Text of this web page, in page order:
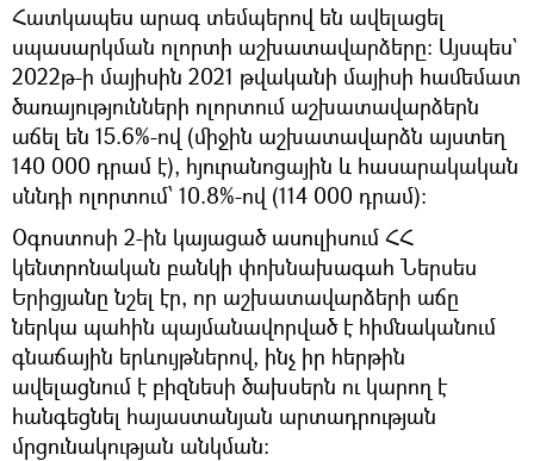
Հատկապես արագ տեմպերով են ավելացել
սպասարկման ոլորտի աշխատավարձերը։ Այսպես`
2022թ-ի մայիսին 2021 թվականի մայիսի համեմատ
ծառայությունների ոլորտում աշխատավարձերն
աճել են 15.6%-ով (միջին աշխատավարձն այստեղ
140 000 դրամ է), հյուրանոցային և հասարակական
սննդի ոլորտում՝ 10.8%-ով (114 000 դրամ)։
Օգոստոսի 2-ին կայացած ասուլիսում ՀՀ
կենտրոնական բանկի փոխնախագահ Ներսես
Երիցյանը նշել էր, որ աշխատավարձերի աճը
ներկա պահին պայմանավորված է հիմնականում
գնաճային երևույթներով, ինչ իր հերթին
ավելացնում է բիզնեսի ծախսերն ու կարող է
հանգեցնել հայաստանյան արտադրության
մրցունակության անկման։